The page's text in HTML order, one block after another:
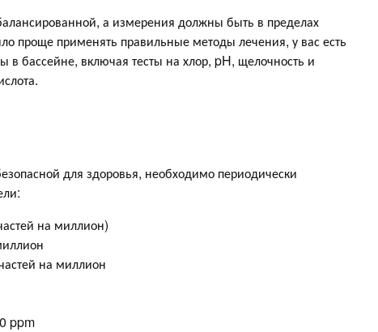
а измерения должны быть в пределах
проще применять правильные методы лечения, у вас есть
в бассейне, включая тесты на хлор, pH, щелочность и
для здоровья, необходимо периодически
на миллион)
на миллион
ppm